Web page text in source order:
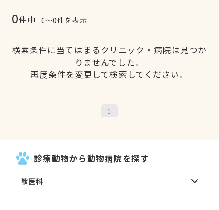
0件中 0〜0件を表示
検索条件に当てはまるクリニック・病院は見つか
りませんでした。
再度条件を変更して検索してください。
1
診療動物から動物病院を探す
獣医科